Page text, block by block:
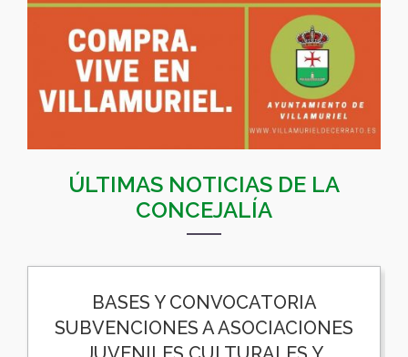
ÚLTIMAS NOTICIAS DE LA
CONCEJALÍA
BASES Y CONVOCATORIA
SUBVENCIONES A ASOCIACIONES